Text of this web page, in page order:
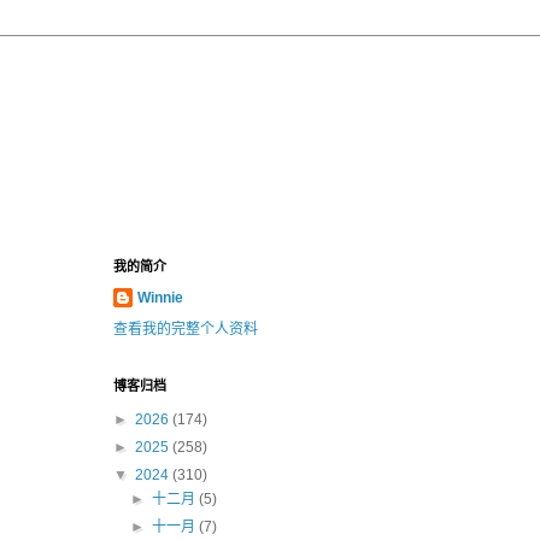
我的简介
Winnie
查看我的完整个人资料
博客归档
► 2026 (174)
► 2025 (258)
▼ 2024 (310)
►十二月(5)
►十一月(7)